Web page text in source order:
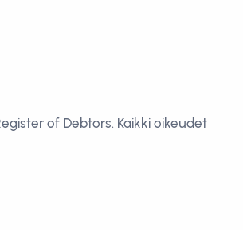
of Debtors. Kaikki oikeudet